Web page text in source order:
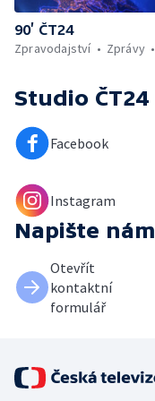
90’ ČT24
Zpravodajství
Zprávy
Studio ČT24
Facebook
Instagram
Napište nám
Otevřít
kontaktní
formulář